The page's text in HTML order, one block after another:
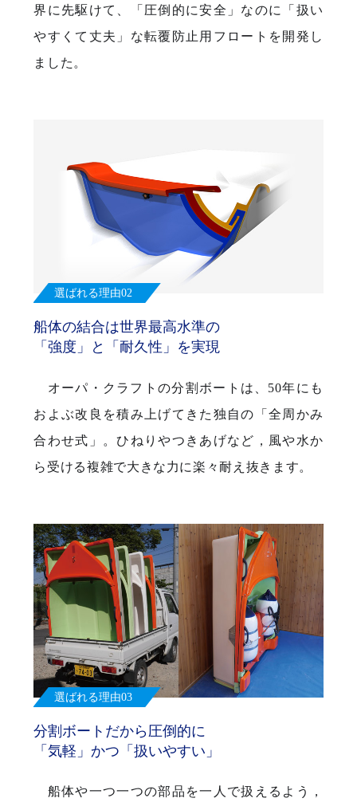
界に先駆けて、「圧倒的に安全」なのに「扱い
やすくて丈夫」な転覆防止用フロートを開発し
ました。
選ばれる理由02
船体の結合は世界最高水準の
「強度」と「耐久性」を実現
オーパ・クラフトの分割ボートは、50年にも
およぶ改良を積み上げてきた独自の「全周かみ
合わせ式」。ひねりやつきあげなど，風や水か
ら受ける複雑で大きな力に楽々耐え抜きます。
選ばれる理由03
分割ボートだから圧倒的に
「気軽」かつ「扱いやすい」
船体や一つ一つの部品を一人で扱えるよう，